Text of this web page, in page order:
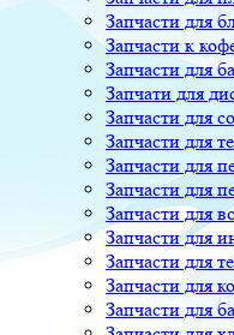
Запчасти для
Запчасти к
Запчасти для
Запчати для
Запчасти для
Запчасти для
Запчасти для
Запчасти для
Запчасти для
Запчасти для
Запчасти для
Запчасти для
Запчасти для